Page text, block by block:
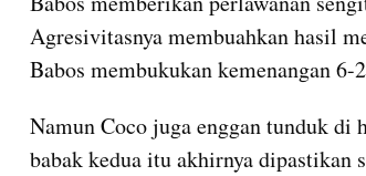
Babos membukukan kemenangan 6-
Namun Coco juga enggan tunduk di
babak kedua itu akhirnya dipastikan